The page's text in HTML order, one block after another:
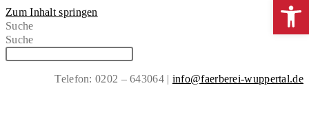
Zum Inhalt springen
Suche
Suche
Telefon: 0202 – 643064 | info@faerberei-wuppertal.de